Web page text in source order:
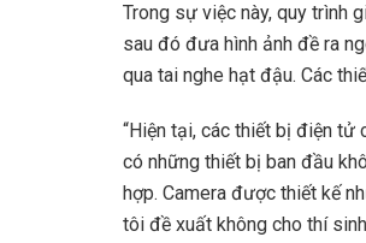
Trong sự việc này, quy trình
sau đó đưa hình ảnh đề ra
qua tai nghe hạt đậu. Các
“Hiện tại, các thiết bị điện tử
có những thiết bị ban đầu
hợp. Camera được thiết kế
tôi đề xuất không cho thí